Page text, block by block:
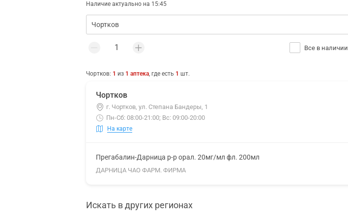
Наличие актуально на 15:45
Все в наличии
Чортков: 1 из 1 аптека, где есть 1 шт.
Чортков
г. Чортков, ул. Степана Бандеры, 1
Пн-Сб: 08:00-21:00; Вс: 09:00-20:00
На карте
Прегабалин-Дарница р-р орал. 20мг/мл фл. 200мл
ДАРНИЦА ЧАО ФАРМ. ФИРМА
Искать в других регионах